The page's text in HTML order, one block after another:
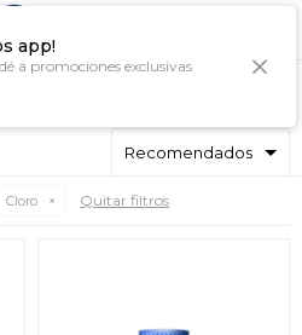
app!
a promociones exclusivas
Cloro Quitar filtros